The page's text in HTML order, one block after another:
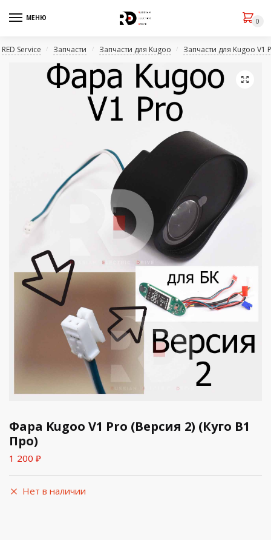
МЕНЮ 0
RED Service / Запчасти / Запчасти для Kugoo / Запчасти для Kugoo V1
🔍
Фара Kugoo V1 Pro (Версия 2) (Куго В1
Про)
1 200 ₽
Нет в наличии